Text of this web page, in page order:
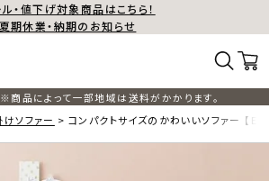
・値下げ対象商品はこちら！
夏期休業・納期のお知らせ
※商品によって一部地域は送料がかかります。
ソファー コンパクトサイズのかわいいソファー 【